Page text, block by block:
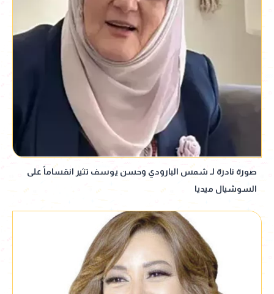
صورة نادرة لـ شمس البارودي وحسن يوسف تثير انقساماً على
السوشيال ميديا